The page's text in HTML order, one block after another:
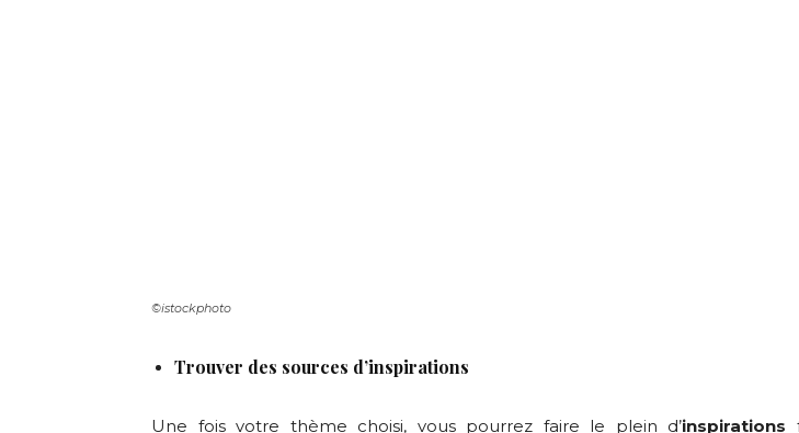
©istockphoto
Trouver des sources d’inspirations
Une fois votre thème choisi, vous pourrez faire le plein d’inspirations